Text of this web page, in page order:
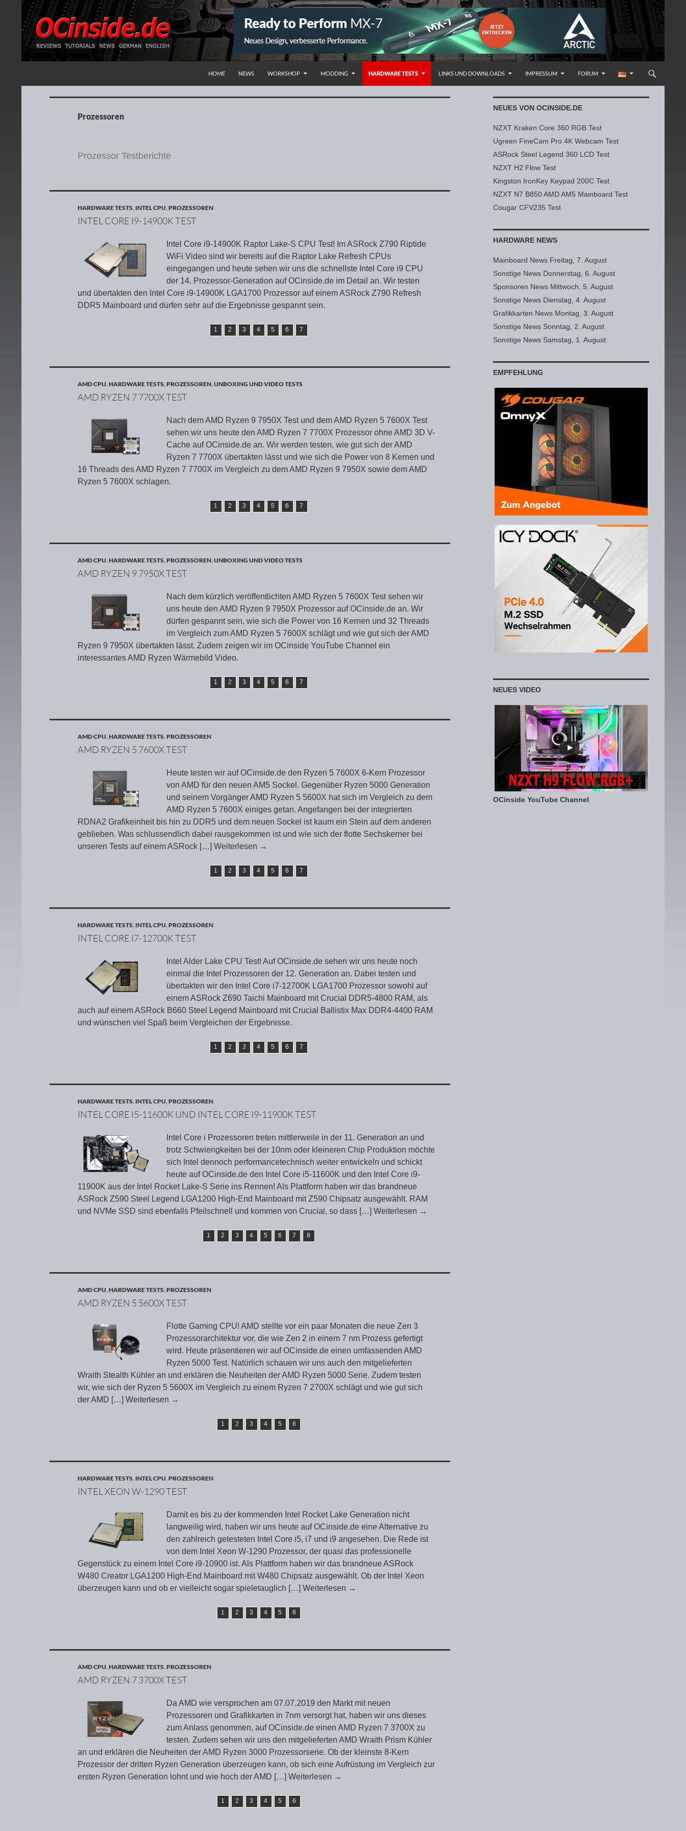
Redaktion ocinside.de PC Hardware PortalHOME
NEWS WORKSHOP MODDING HARDWARE TESTS LINKS UND DOWNLOADS IMPRESSUM FORUM
Prozessoren
Prozessor Testberichte
HARDWARE TESTS, INTEL CPU,PROZESSOREN
INTEL CORE I9-14900K TEST
Intel Core i9-14900K Raptor Lake-S CPU Test! Im ASRock Z790 Riptide
WiFi Video sind wir bereits auf die Raptor Lake Refresh CPUs
eingegangen und heute sehen wir uns die schnellste Intel Core i9 CPU
der 14. Prozessor-Generation auf OCinside.de im Detail an. Wir testen
und übertakten den Intel Core i9-14900K LGA1700 Prozessor auf einem ASRock Z790 Refresh
DDR5 Mainboard und dürfen sehr auf die Ergebnisse gespannt sein.
1 2 3 4 5 6 7
AMD CPU,HARDWARE TESTS,PROZESSOREN,UNBOXING UND VIDEO TESTS
AMD RYZEN 7 7700X TEST
Nach dem AMD Ryzen 9 7950X Test und dem AMD Ryzen 5 7600X Test
sehen wir uns heute den AMD Ryzen 7 7700X Prozessor ohne AMD 3D V-
Cache auf OCinside.de an. Wir werden testen, wie gut sich der AMD
Ryzen 7 7700X übertakten lässt und wie sich die Power von 8 Kernen und
16 Threads des AMD Ryzen 7 7700X im Vergleich zu dem AMD Ryzen 9 7950X sowie dem AMD
Ryzen 5 7600X schlagen.
1 2 3 4 5 6 7
AMD CPU,HARDWARE TESTS,PROZESSOREN,UNBOXING UND VIDEO TESTS
AMD RYZEN 9 7950X TEST
Nach dem kürzlich veröffentlichten AMD Ryzen 5 7600X Test sehen wir
uns heute den AMD Ryzen 9 7950X Prozessor auf OCinside.de an. Wir
dürfen gespannt sein, wie sich die Power von 16 Kernen und 32 Threads
im Vergleich zum AMD Ryzen 5 7600X schlägt und wie gut sich der AMD
Ryzen 9 7950X übertakten lässt. Zudem zeigen wir im OCinside YouTube Channel ein
interessantes AMD Ryzen Wärmebild Video.
1 2 3 4 5 6 7
AMD CPU,HARDWARE TESTS,PROZESSOREN
AMD RYZEN 5 7600X TEST
Heute testen wir auf OCinside.de den Ryzen 5 7600X 6-Kern Prozessor
von AMD für den neuen AM5 Sockel. Gegenüber Ryzen 5000 Generation
und seinem Vorgänger AMD Ryzen 5 5600X hat sich im Vergleich zu dem
AMD Ryzen 5 7600X einiges getan. Angefangen bei der integrierten
RDNA2 Grafikeinheit bis hin zu DDR5 und dem neuen Sockel ist kaum ein Stein auf dem anderen
geblieben. Was schlussendlich dabei rausgekommen ist und wie sich der flotte Sechskerner bei
unseren Tests auf einem ASRock […] Weiterlesen →
1 2 3 4 5 6 7
HARDWARE TESTS, INTEL CPU,PROZESSOREN
INTEL CORE I7-12700K TEST
Intel Alder Lake CPU Test! Auf OCinside.de sehen wir uns heute noch
einmal die Intel Prozessoren der 12. Generation an. Dabei testen und
übertakten wir den Intel Core i7-12700K LGA1700 Prozessor sowohl auf
einem ASRock Z690 Taichi Mainboard mit Crucial DDR5-4800 RAM, als
auch auf einem ASRock B660 Steel Legend Mainboard mit Crucial Ballistix Max DDR4-4400 RAM
und wünschen viel Spaß beim Vergleichen der Ergebnisse.
1 2 3 4 5 6 7
HARDWARE TESTS, INTEL CPU,PROZESSOREN
INTEL CORE I5-11600K UND INTEL CORE I9-11900K TEST
Intel Core i Prozessoren treten mittlerweile in der 11. Generation an und
trotz Schwierigkeiten bei der 10nm oder kleineren Chip Produktion möchte
sich Intel dennoch performancetechnisch weiter entwickeln und schickt
heute auf OCinside.de den Intel Core i5-11600K und den Intel Core i9-
11900K aus der Intel Rocket Lake-S Serie ins Rennen! Als Plattform haben wir das brandneue
ASRock Z590 Steel Legend LGA1200 High-End Mainboard mit Z590 Chipsatz ausgewählt. RAM
und NVMe SSD sind ebenfalls Pfeilschnell und kommen von Crucial, so dass […] Weiterlesen →
1 2 3 4 5 6 7 8
AMD CPU,HARDWARE TESTS,PROZESSOREN
AMD RYZEN 5 5600X TEST
Flotte Gaming CPU! AMD stellte vor ein paar Monaten die neue Zen 3
Prozessorarchitektur vor, die wie Zen 2 in einem 7 nm Prozess gefertigt
wird. Heute präsentieren wir auf OCinside.de einen umfassenden AMD
Ryzen 5000 Test. Natürlich schauen wir uns auch den mitgelieferten
Wraith Stealth Kühler an und erklären die Neuheiten der AMD Ryzen 5000 Serie. Zudem testen
wir, wie sich der Ryzen 5 5600X im Vergleich zu einem Ryzen 7 2700X schlägt und wie gut sich
der AMD […] Weiterlesen →
1 2 3 4 5 6
HARDWARE TESTS, INTEL CPU,PROZESSOREN
INTEL XEON W-1290 TEST
Damit es bis zu der kommenden Intel Rocket Lake Generation nicht
langweilig wird, haben wir uns heute auf OCinside.de eine Alternative zu
den zahlreich getesteten Intel Core i5, i7 und i9 angesehen. Die Rede ist
von dem Intel Xeon W-1290 Prozessor, der quasi das professionelle
Gegenstück zu einem Intel Core i9-10900 ist. Als Plattform haben wir das brandneue ASRock
W480 Creator LGA1200 High-End Mainboard mit W480 Chipsatz ausgewählt. Ob der Intel Xeon
überzeugen kann und ob er vielleicht sogar spieletauglich […] Weiterlesen →
1 2 3 4 5 6
AMD CPU,HARDWARE TESTS,PROZESSOREN
AMD RYZEN 7 3700X TEST
Da AMD wie versprochen am 07.07.2019 den Markt mit neuen
Prozessoren und Grafikkarten in 7nm versorgt hat, haben wir uns dieses
zum Anlass genommen, auf OCinside.de einen AMD Ryzen 7 3700X zu
testen. Zudem sehen wir uns den mitgelieferten AMD Wraith Prism Kühler
an und erklären die Neuheiten der AMD Ryzen 3000 Prozessorserie. Ob der kleinste 8-Kern
Prozessor der dritten Ryzen Generation überzeugen kann, ob sich eine Aufrüstung im Vergleich zur
ersten Ryzen Generation lohnt und wie hoch der AMD […] Weiterlesen →
1 2 3 4 5 6
NEUES VON OCINSIDE.DE
NZXT Kraken Core 360 RGB Test
Ugreen FineCam Pro 4K Webcam Test
ASRock Steel Legend 360 LCD Test
NZXT H2 Flow Test
Kingston IronKey Keypad 200C Test
NZXT N7 B850 AMD AM5 Mainboard Test
Cougar CFV235 Test
HARDWARE NEWS
Mainboard News Freitag, 7. August
Sonstige News Donnerstag, 6. August
Sponsoren News Mittwoch, 5. August
Sonstige News Dienstag, 4. August
Grafikkarten News Montag, 3. August
Sonstige News Sonntag, 2. August
Sonstige News Samstag, 1. August
EMPFEHLUNG
NEUES VIDEO
OCinside YouTube Channel